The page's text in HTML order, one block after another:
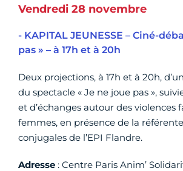
Vendredi 28 novembre
- KAPITAL JEUNESSE – Ciné-
pas » – à 17h et à 20h
Deux projections, à 17h et à 20h,
du spectacle « Je ne joue pas »,
et d’échanges autour des violences
femmes, en présence de la
conjugales de l’EPI Flandre.
Adresse : Centre Paris Anim’